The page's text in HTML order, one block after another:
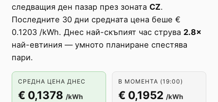
следващия ден пазар през зоната CZ.
Последните 30 дни средната цена беше €
0.1203 /kWh. Днес най-скъпият час струва 2.8×
най-евтиния — умното планиране спестява
пари.
СРЕДНА ЦЕНА ДНЕС
€ 0,1378 /kWh
В МОМЕНТА (19:00)
€ 0,1952 /kWh